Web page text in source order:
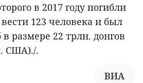
в 2017 году погибли
123 человека и был
размере 22 трлн. донгов
США)./.
ВИА